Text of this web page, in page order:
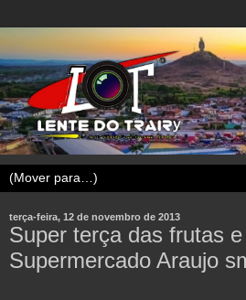
terça-feira, 12 de novembro de 2013
Super terça das frutas
Supermercado Araujo